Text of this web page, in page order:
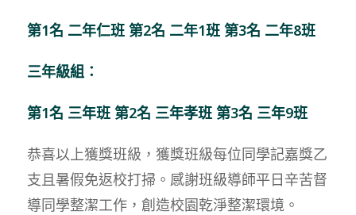
第1名 二年仁班 第2名 二年1班 第3名 二年8班
三年級組：
第1名 三年班 第2名 三年孝班 第3名 三年9班
恭喜以上獲獎班級，獲獎班級每位同學記嘉獎乙
支且暑假免返校打掃。感謝班級導師平日辛苦督
導同學整潔工作，創造校園乾淨整潔環境。